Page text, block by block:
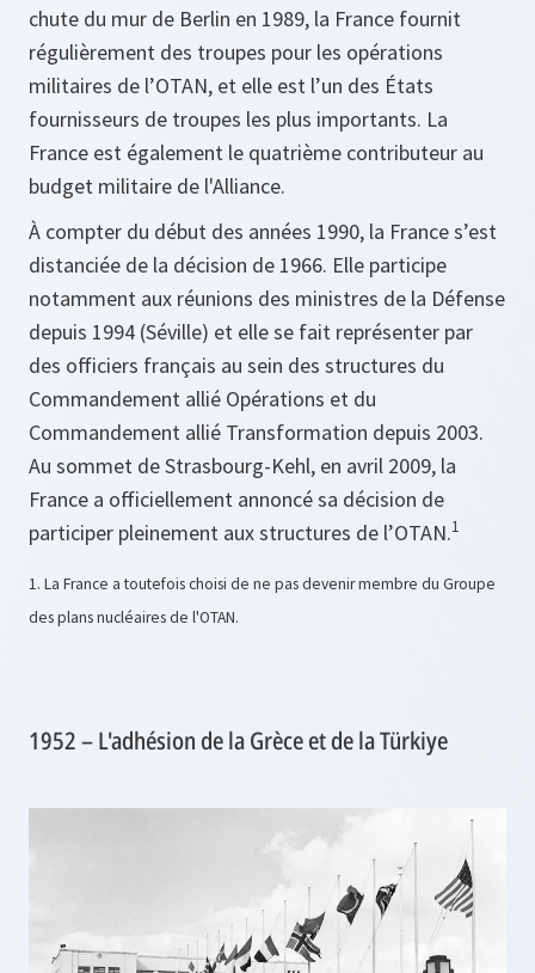
chute du mur de Berlin en 1989, la France fournit
régulièrement des troupes pour les opérations
militaires de l’OTAN, et elle est l’un des États
fournisseurs de troupes les plus importants. La
France est également le quatrième contributeur au
budget militaire de l'Alliance.
À compter du début des années 1990, la France s’est
distanciée de la décision de 1966. Elle participe
notamment aux réunions des ministres de la Défense
depuis 1994 (Séville) et elle se fait représenter par
des officiers français au sein des structures du
Commandement allié Opérations et du
Commandement allié Transformation depuis 2003.
Au sommet de Strasbourg-Kehl, en avril 2009, la
France a officiellement annoncé sa décision de
participer pleinement aux structures de l’OTAN.1
1. La France a toutefois choisi de ne pas devenir membre du Groupe
des plans nucléaires de l'OTAN.
1952 – L'adhésion de la Grèce et de la Türkiye